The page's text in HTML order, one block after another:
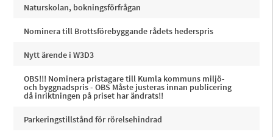
Naturskolan, bokningsförfrågan
Nominera till Brottsförebyggande rådets hederspris
Nytt ärende i W3D3
OBS!!! Nominera pristagare till Kumla kommuns miljö-
och byggnadspris - OBS Måste justeras innan publicering
då inriktningen på priset har ändrats!!
Parkeringstillstånd för rörelsehindrad